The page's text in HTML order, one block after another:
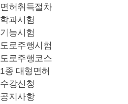
면허취득절차
학과시험
기능시험
도로주행시험
도로주행코스
1종 대형면허
수강신청
공지사항